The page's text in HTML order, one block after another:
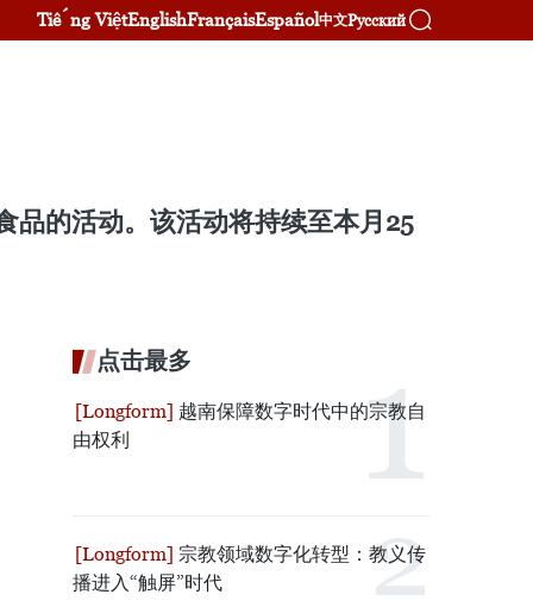
Tiếng ViệtEnglishFrançaisEspañol中文Русский
品的活动。该活动将持续至本月25
点击最多
越南保障数字时代中的宗教自
由权利
宗教领域数字化转型：教义传
播进入“触屏”时代